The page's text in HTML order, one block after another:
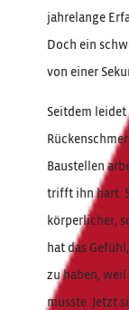
jahrelange
Doch ein
von einer
Seitdem
Baustellen
trifft ihn hart.
körperlicher,
hat das
zu haben,
musste. Jetzt